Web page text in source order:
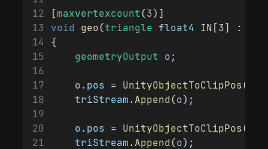
[maxvertexcount(3)]
void
geo(triangle float4
IN[3] :
{
geometryOutput o;
o. pos = UnityObjectToClipPos(
triStream. Append(o);
o. pos = UnityObjectToClipPos(
triStream. Append(o);